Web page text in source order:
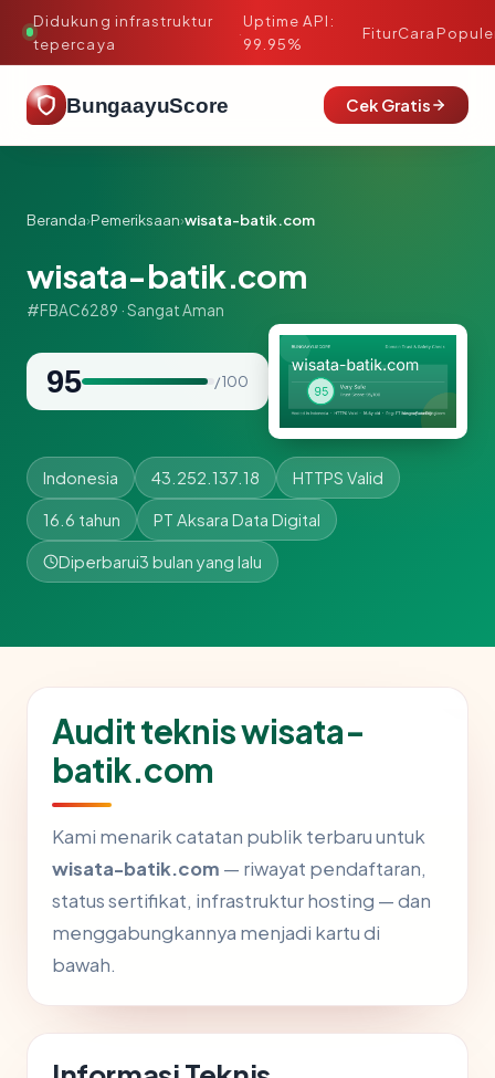
Didukung infrastruktur
tepercaya
·
Uptime API:
99.95%
FiturCara
BungaayuScore Cek Gratis
Beranda›Pemeriksaan›wisata-batik.com
wisata-batik.com
#FBAC6289 · Sangat Aman
95 / 100
Indonesia 43.252.137.18 HTTPS Valid
16.6 tahun PT Aksara Data Digital
Diperbarui3 bulan yang lalu
Audit teknis wisata-
batik.com
Kami menarik catatan publik terbaru untuk
wisata-batik.com — riwayat pendaftaran,
status sertifikat, infrastruktur hosting — dan
menggabungkannya menjadi kartu di
bawah.